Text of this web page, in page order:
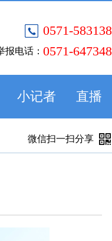
0571-
报电话： 0571-
小记者 直播
微信扫一扫分享